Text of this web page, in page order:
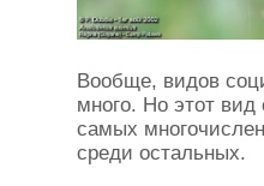
Вообще, видов
много. Но этот вид
самых
среди остальных.